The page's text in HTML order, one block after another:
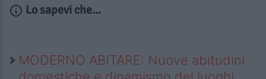
Lo sapevi che...
MODERNO ABITARE: Nuove abitudini